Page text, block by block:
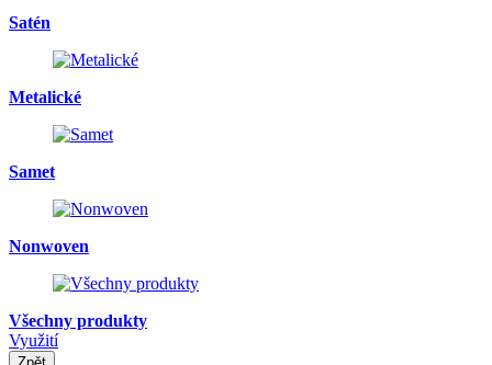
Satén
Metalické
Samet
Nonwoven
Všechny produkty
Využití